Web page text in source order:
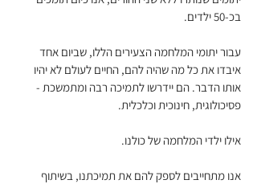
בכ-50 ילדים.
עבור יתומי המלחמה הצעירים הללו, שביום אחד
איבדו את כל מה שהיה להם, החיים לעולם לא יהיו
אותו הדבר. הם יידרשו לתמיכה רבה ומתמשכת -
פסיכולוגית, חינוכית וכלכלית.
אילו ילדי המלחמה של כולנו.
אנו מתחייבים לספק להם את תמיכתנו, בשיתוף